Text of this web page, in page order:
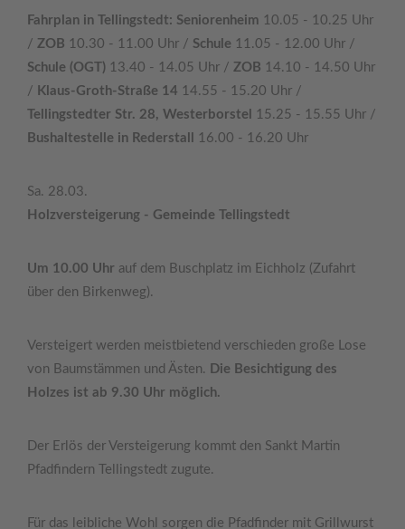
Fahrplan in Tellingstedt: Seniorenheim 10.05 - 10.25 Uhr
/ ZOB 10.30 - 11.00 Uhr / Schule 11.05 - 12.00 Uhr /
Schule (OGT) 13.40 - 14.05 Uhr / ZOB 14.10 - 14.50 Uhr
/ Klaus-Groth-Straße 14 14.55 - 15.20 Uhr /
Tellingstedter Str. 28, Westerborstel
15.25 - 15.55 Uhr /
Bushaltestelle in Rederstall
16.00 - 16.20 Uhr
Sa. 28.03.
Holzversteigerung - Gemeinde Tellingstedt
Um 10.00 Uhr auf dem Buschplatz im Eichholz (Zufahrt
über den Birkenweg).
Versteigert werden meistbietend verschieden große Lose
von Baumstämmen und Ästen. Die Besichtigung des
Holzes ist ab 9.30 Uhr möglich.
Der Erlös der Versteigerung kommt den Sankt Martin
Pfadfindern Tellingstedt zugute.
Für das leibliche Wohl sorgen die Pfadfinder mit Grillwurst